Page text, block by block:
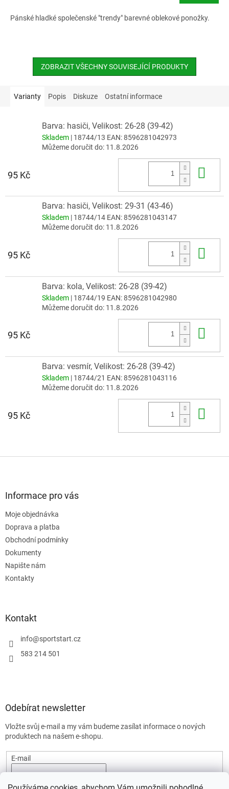
Pánské hladké společenské "trendy" barevné oblekové ponožky.
ZOBRAZIT VŠECHNY SOUVISEJÍCÍ PRODUKTY
Varianty Popis Diskuze Ostatní informace
Barva: hasiči, Velikost: 26-28 (39-42)
Skladem | 18744/13 EAN:8596281042973
Můžeme doručit do: 11.8.2026
95 Kč
Barva: hasiči, Velikost: 29-31 (43-46)
Skladem | 18744/14 EAN:8596281043147
Můžeme doručit do: 11.8.2026
95 Kč
Barva: kola, Velikost: 26-28 (39-42)
Skladem | 18744/19 EAN:8596281042980
Můžeme doručit do: 11.8.2026
95 Kč
Barva: vesmír, Velikost: 26-28 (39-42)
Skladem | 18744/21 EAN:8596281043116
Můžeme doručit do: 11.8.2026
95 Kč
Informace pro vás
Moje objednávka
Doprava a platba
Obchodní podmínky
Dokumenty
Napište nám
Kontakty
Kontakt
info@sportstart.cz
583 214 501
Odebírat newsletter
Vložte svůj e-mail a my vám budeme zasílat informace o nových
produktech na našem e-shopu.
E-mail